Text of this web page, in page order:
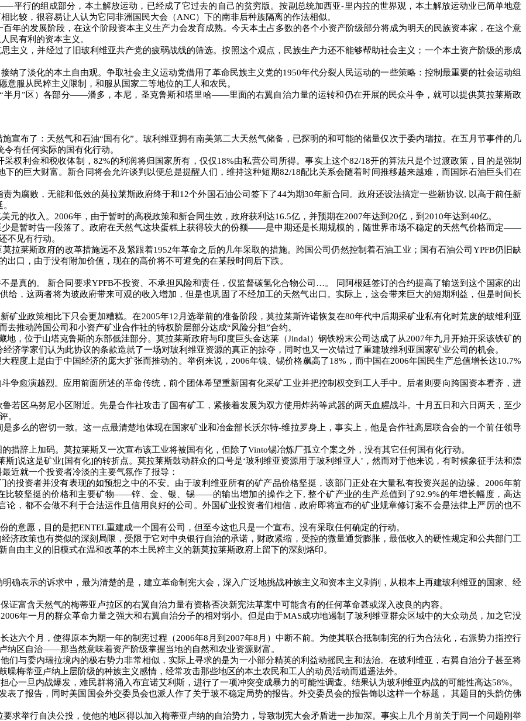
平行的组成部分，本土解放运动，已经成了它过去的自己的贫穷版。按副总统加西亚-里内拉的世界观，本土解放运动业已简单地意
比较，很容易让人认为它同非洲国民大会（ANC）下的南非后种族隔离的作法相似。
年的发展阶段，在这个阶段资本主义生产力会发育成熟。今天本土占多数的各个小资产阶级部分将成为明天的民族资本家，在这个意
民有利的资本主义。
主义，并经过了旧玻利维亚共产党的疲弱战线的筛选。按照这个观点，民族生产力还不能够帮助社会主义；一个本土资产阶级的形成
纳了淡化的本土自由观。争取社会主义运动党借用了革命民族主义党的1950年代分裂人民运动的一些策略：控制最重要的社会运动组
服从民粹主义限制，和服从国家二等地位的工人和农民。
半月”区）各部分――潘多，本尼，圣克鲁斯和塔里哈――里面的右翼自治力量的运转和仍在开展的民众斗争，就可以提供莫拉莱斯政
宣布了：天然气和石油“国有化”。玻利维亚拥有南美第二大天然气储备，已探明的和可能的储量仅次于委内瑞拉。在五月节事件的几
令有任何实际的国有化行动。
权利金和税收体制， 82%的利润将归国家所有，仅仅18%由私营公司所得。事实上这个82/18开的算法只是个过渡政策，目的是强制
的巨大财富。新合同将会允许谈判以便总是提醒人们，维持这种短期82/18配比关系会随着时间推移越来越难，而国际石油巨头们在
责为腐败，无能和低效的莫拉莱斯政府终于和12个外国石油公司签下了44为期30年新合同。政府还设法搞定一些新协议, 以高于前任新
元的收入。 2006年，由于暂时的高税政策和新合同生效，政府获利达16.5亿，并预期在2007年达到 20亿，到 2010年达到 40亿。
是暂时告一段落了。政府在天然气这块蛋糕上获得较大的份额――是中期还是长期规模的，随世界市场不稳定的天然气价格而定――
不见有行动。
拉莱斯政府的改革措施远不及紧跟着1952年革命之后的几年采取的措施。跨国公司仍然控制着石油工业；国有石油公司 YPFB仍旧缺
口，由于没有附加价值，现在的高价将不可避免的在某段时间后下跌。
是真的。 新合同要求YPFB不投资、不承担风险和责任，仅监督碳氢化合物公司…。
同阿根廷签订的合约提高了输送到这个国家的出
给，这两者将为玻政府带来可观的收入增加，但是也巩固了不经加工的天然气出口。实际上，这会带来巨大的短期利益，但是时间长
矿业政策相比下只会更加糟糕。在2005年12 月选举前的准备阶段，莫拉莱斯许诺恢复在80年代中后期采矿业私有化时荒废的玻维利亚
推动跨国公司和小资产矿业合作社的特权阶层部分达成“风险分担”合约。
地，位于山塔克鲁斯的东部低洼部分。莫拉莱斯政府与印度巨头金达莱（Jindal）钢铁粉末公司达成了从2007年九月开始开采该铁矿的
济学家们认为此协议的条款造就了一场对玻利维亚资源的真正的掠夺，同时也又一次错过了重建玻维利亚国家矿业公司的机会。
程度上是由于中国经济的庞大扩张而推动的。举例来说， 2006年镍、锡价格飙高了18% ，而中国在2006年国民生产总值增长达10.7%
争愈演越烈。应用前面所述的革命传统，前个团体希望重新国有化采矿工业并把控制权交到工人手中。后者则要向跨国资本看齐，进
若区乌努尼小区附近。先是合作社攻击了国有矿工，紧接着发展为双方使用炸药等武器的两天血腥战斗。十月五日和六日两天，至少
。
多么的密切一致。这一点最清楚地体现在国家矿业和冶金部长沃尔特-维拉罗身上，事实上，他是合作社高层联合会的一个前任领导
措辞上加码。莫拉莱斯又一次宣布该工业将被国有化，但除了Vinto锡冶炼厂孤立个案之外，没有其它任何国有化行动。
斯]说这是矿业[国有化]的转折点。莫拉莱斯鼓动群众的口号是‘玻利维亚资源用于玻利维亚人’，然而对于他来说，有时候象征手法和漂
近就一个投资者冷淡的主要气氛作了报导：
投资者并没有表现的如预想之中的不安。由于玻利维亚所有的矿产品价格坚挺，该部门正处在大量私有投资兴起的边缘。 2006年前
比较坚挺的价格和主要矿物――锌、金、银、锡――的输出增加的操作之下,整个矿产业的生产总值到了92.9%的年增长幅度，高达
论，都不会做不利于合法运作且信用良好的公司。外国矿业投资者们相信，政府即将宣布的矿业规章修订案不会是法律上严厉的也不
的意愿，目的是把ENTEL重建成一个国有公司，但至今这也只是一个宣布。没有采取任何确定的行动。
济政策也有类似的深刻局限，受限于它对中央银行自治的承诺，财政紧缩，受控的微量通货膨胀，最低收入的硬性规定和公共部门工
由主义的旧模式在温和改革的本土民粹主义的新莫拉莱斯政府上留下的深刻烙印。
确表示的诉求中，最为清楚的是，建立革命制宪大会，深入广泛地挑战种族主义和资本主义剥削，从根本上再建玻利维亚的国家、经
证富含天然气的梅蒂亚卢拉区的右翼自治力量有资格否决新宪法草案中可能含有的任何革命甚或深入改良的内容。
2006年一月的群众革命力量之强大和右翼自治分子的相对弱小。但是由于MAS成功地遏制了玻利维亚群众区域中的大众动员，加之它没
达六个月，使得原本为期一年的制宪过程（2006年8 月到 2007年8 月）中断不前。为使其联合抵制制宪的行为合法化，右派势力指控行
纳区自治――那当然意味着资产阶级掌握当地的自然和农业资源财富。
们与委内瑞拉境内的极右势力非常相似，实际上寻求的是为一小部分精英的利益动摇民主和法治。在玻利维亚，右翼自治分子甚至将
梅蒂亚卢纳上层阶级的种族主义感情，经常攻击那些地区的本土农民和工人的动员活动而逍遥法外。
心一旦内战爆发，难民群将涌入布宜诺艾利斯，进行了一项冲突变成暴力的可能性调查。结果认为玻利维亚内战的可能性高达58%。
表了报告，同时美国国会外交委员会也派人作了关于玻不稳定局势的报告。外交委员会的报告饰以这样一个标题，
其题目的头韵仿佛
要求举行自决公投，使他的地区得以加入梅蒂亚卢纳的自治势力，导致制宪大会矛盾进一步加深。事实上几个月前关于同一个问题刚举